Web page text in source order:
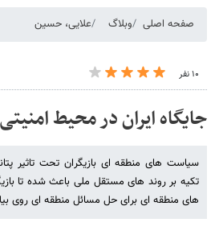
صفحه اصلی وبلاگ علایی، حسین
۱۰ نفر
جایگاه ایران در محیط
سیاست های منطقه ای بازیگران تحت تاثیر
تکیه بر روند های مستقل ملی باعث شده تا
های منطقه ای برای حل مسائل منطقه ای روی